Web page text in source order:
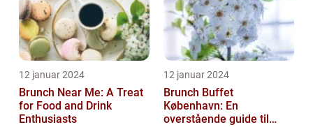
12 januar 2024
Brunch Near Me: A Treat
for Food and Drink
Enthusiasts
12 januar 2024
Brunch Buffet
København: En
overstående guide til